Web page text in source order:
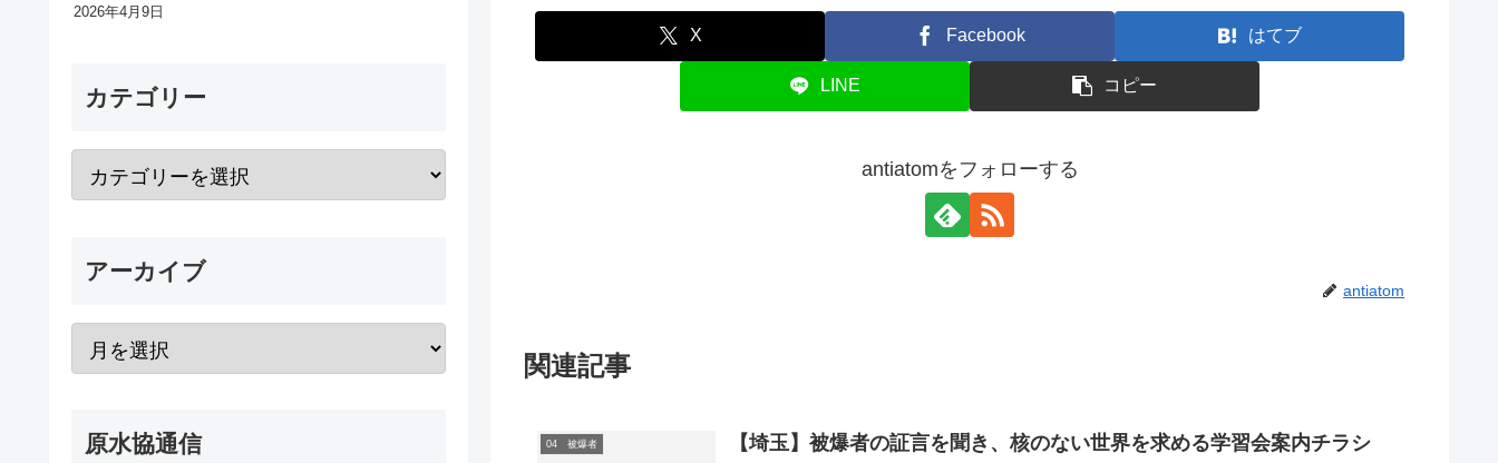
X Facebook はてブ
LINE コピー
antiatomをフォローする
antiatom
関連記事
04 被爆者 【埼玉】被爆者の証言を聞き、核のない世界を求める学習会案内チラシ
2026年4月9日
カテゴリー
アーカイブ
原水協通信